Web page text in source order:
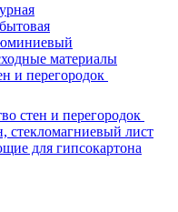
материалы
и перегородок
стен и перегородок
стекломагниевый лист
для гипсокартона